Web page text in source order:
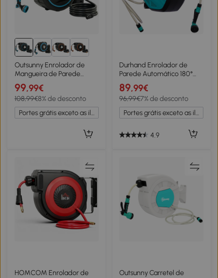
Outsunny Enrolador de
Mangueira de Parede
Automático 23+2 m
Carretel Automático Pistola
de Rega 10+2 Modos
55x31x50 cm Azul
99,99€
108,99€8% de desconto
Portes grátis exceto as ilhas
Durhand Enrolador de
Parede Automático 180°
com Mangueira 15 + 1,5 m e
Pistola 7 Modos Preto e
Verde
89,99€
96,99€7% de desconto
Portes grátis exceto as ilhas
4.9
HOMCOM Enrolador de
Outsunny Carretel de